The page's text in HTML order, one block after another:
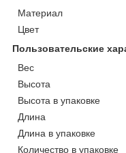
Материал
Цвет
Пользовательские
Вeс
Высотa
Высотa в упаковке
Длинa
Длинa в упаковке
Количество в упаковке